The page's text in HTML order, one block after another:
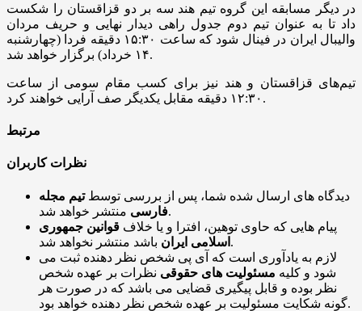
در دیگر مسابقه این گروه تیم هند سه بر دو قزاقستان را شکست
داد تا به عنوان تیم دوم جدول راهی دیدار نهایی و حریف مردان
والیبال ایران در فینال شود که ساعت ۱۵:۳۰ دقیقه فردا (چهارشنبه
۱۴ خرداد) برگزار خواهد شد.
تیم‌های قزاقستان و هند نیز برای کسب مقام سومی از ساعت
۱۲:۳۰ دقیقه مقابل یکدیگر صف آرایی خواهند کرد.
مرتبط
نظرات کاربران
دیدگاه های ارسال شده شما، پس از بررسی توسطتیم مجله
فارسیمنتشر خواهد شد.
پیام هایی که حاوی توهین، افترا و یا خلاف قوانین جمهوری
اسلامی ایران باشد منتشر نخواهد شد.
لازم به یادآوری است که آی پی شخص نظر دهنده ثبت می
شود و کلیه مسئولیت های حقوقی نظرات بر عهده شخص
نظر بوده و قابل پیگیری قضایی می باشد که در صورت هر
گونه شکایت مسئولیت بر عهده شخص نظر دهنده خواهد بود.